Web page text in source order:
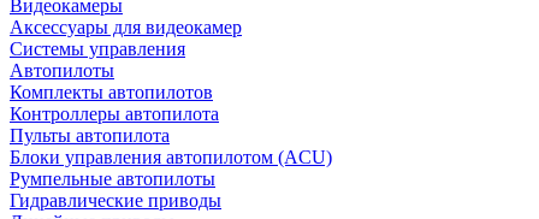
Видеокамеры
Аксессуары для видеокамер
Системы управления
Автопилоты
Комплекты автопилотов
Контроллеры автопилота
Пульты автопилота
Блоки управления автопилотом (ACU)
Румпельные автопилоты
Гидравлические приводы